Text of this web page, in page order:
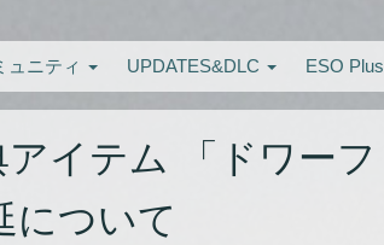
ュニティ UPDATES&DLC ESO Plus
アイテム 「ドワーフ
について